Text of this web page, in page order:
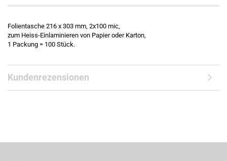
Folientasche 216 x 303 mm, 2x100 mic,
zum Heiss-Einlaminieren von Papier oder Karton,
1 Packung = 100 Stück.
Kundenrezensionen